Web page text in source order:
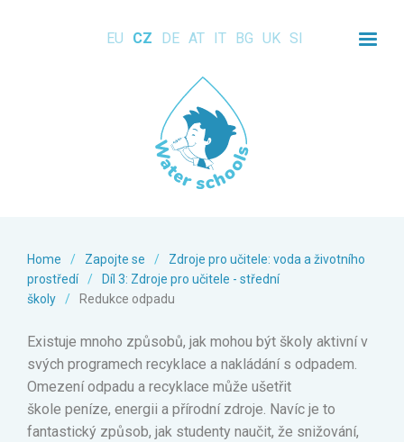
EU CZ DE AT IT BG UK SI
Home / Zapojte se /
Zdroje pro učitele: voda a životního
prostředí
/
Díl 3: Zdroje pro učitele - střední
školy
/ Redukce odpadu
Existuje mnoho způsobů, jak mohou být školy aktivní v
svých programech recyklace a nakládání s odpadem.
Omezení odpadu a recyklace může ušetřit
škole peníze, energii a přírodní zdroje. Navíc je to
fantastický způsob, jak studenty naučit, že snižování,